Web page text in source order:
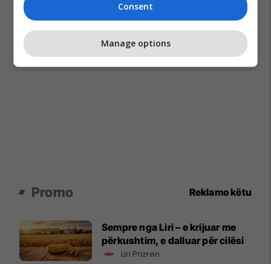
Promo Reklamo këtu
Sempre nga Liri – e krijuar me
përkushtim, e dalluar për cilësi
Liri Prizren
Consent
Manage options